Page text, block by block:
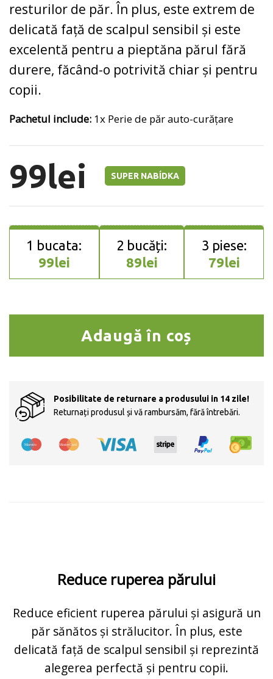
resturilor de păr. În plus, este extrem de
delicată față de scalpul sensibil și este
excelentă pentru a pieptăna părul fără
durere, făcând-o potrivită chiar și pentru
copii.
Pachetul include: 1x Perie de păr auto-curățare
99lei SUPER NABÍDKA
99lei 89lei 79lei
Adaugă în coș
Posibilitate de returnare a produsului in 14 zile!
Returnați produsul și vă rambursăm, fără întrebări.
Reduce ruperea părului
Reduce eficient ruperea părului și asigură un
păr sănătos și strălucitor. În plus, este
delicată față de scalpul sensibil și reprezintă
alegerea perfectă și pentru copii.